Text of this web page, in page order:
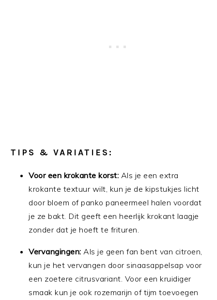
TIPS & VARIATIES:
Voor een krokante korst: Als je een extra
krokante textuur wilt, kun je de kipstukjes licht
door bloem of panko paneermeel halen voordat
je ze bakt. Dit geeft een heerlijk krokant laagje
zonder dat je hoeft te frituren.
Vervangingen: Als je geen fan bent van citroen,
kun je het vervangen door sinaasappelsap voor
een zoetere citrusvariant. Voor een kruidiger
smaak kun je ook rozemarijn of tijm toevoegen